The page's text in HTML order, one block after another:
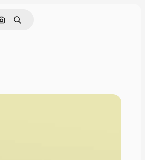
Rechercher par image
Rechercher